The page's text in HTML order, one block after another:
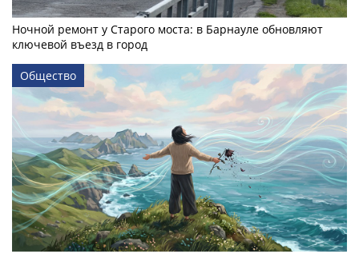
Ночной ремонт у Старого моста: в Барнауле обновляют
ключевой въезд в город
Общество